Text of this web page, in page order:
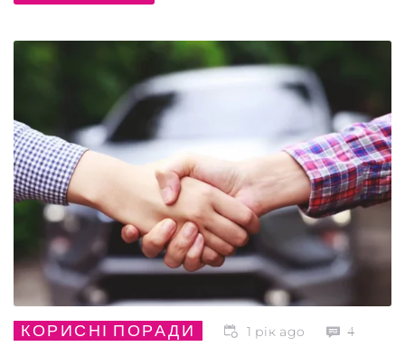
КОРИСНІ ПОРАДИ 1 рік ago 4